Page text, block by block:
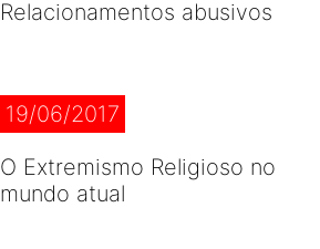
Relacionamentos abusivos
19/06/2017
O Extremismo Religioso no
mundo atual